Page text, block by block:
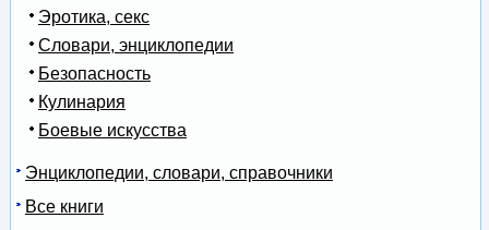
Эротика, секс
Словари, энциклопедии
Безопасность
Кулинария
Боевые искусства
Энциклопедии, словари, справочники
Все книги